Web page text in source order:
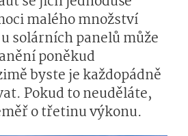
malého množství
solárních panelů může
poněkud
byste je každopádně
Pokud to neuděláte,
o třetinu výkonu.